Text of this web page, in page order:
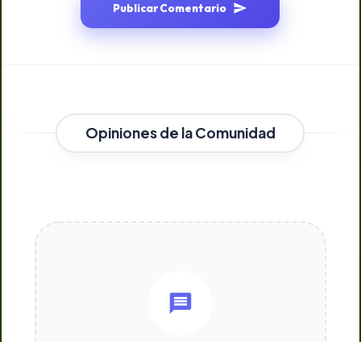
Publicar Comentario
Opiniones de la Comunidad